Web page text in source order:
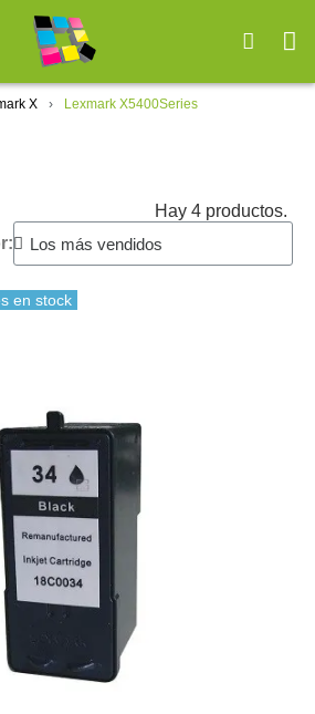
X Lexmark X5400Series
Hay 4 productos.
en stock